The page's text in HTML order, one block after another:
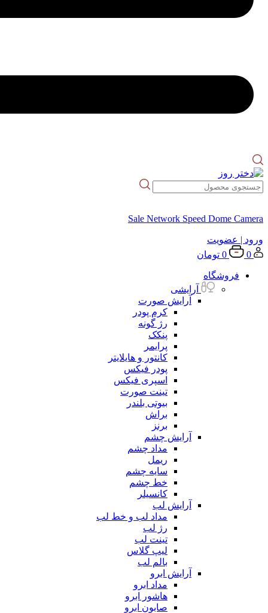
Sale Network Speed Dome Camera
ورود | عضویت
0
0 تومان
فروشگاه
آرایشی
آرایش صورت
کرم پودر
رژ گونه
پنکک
پرایمر
کانتور و هایلایتر
پودر فیکس
اسپری فیکس
تینت صورت
بیوتی بلندر
براش
برنز
آرایش چشم
مداد چشم
ریمل
سایه چشم
خط چشم
کانسیلر
آرایش لب
مداد لب و خط لب
رژ لب
تینت لب
لیپ گلاس
بالم لب
آرایش ابرو
مداد ابرو
هاشور ابرو
صابون ابرو